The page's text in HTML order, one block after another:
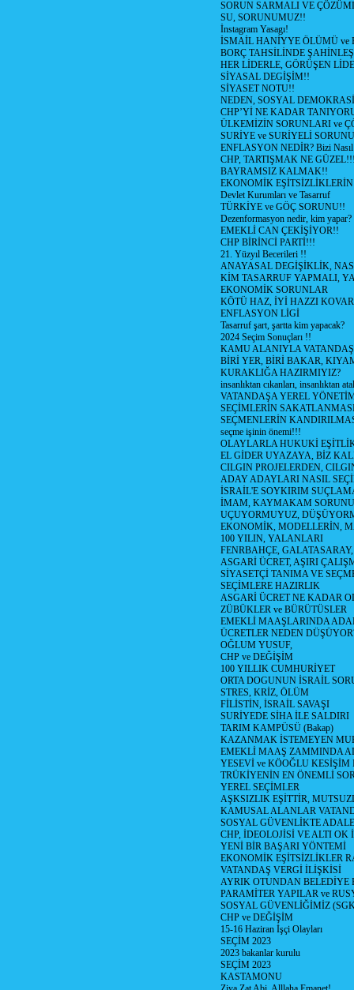
SORUN SARMALI VE
SU, SORUNUMUZ!!
İnstagram Yasagı!
İSMAİL HANİYYE ÖLÜMÜ ve
BORÇ TAHSİLİNDE
HER LİDERLE, GÖRÜŞEN
SİYASAL DEGİŞİM!!
SİYASET NOTU!!
NEDEN, SOSYAL
CHP’Yİ NE KADAR
ÜLKEMİZİN SORUNLARI ve
SURİYE ve SURİYELİ
ENFLASYON NEDİR? Bizi
CHP, TARTIŞMAK NE
BAYRAMSIZ KALMAK!!
EKONOMİK
Devlet Kurumları ve Tasarruf
TÜRKİYE ve GÖÇ SORUNU!!
Dezenformasyon nedir, kim yapar?
EMEKLİ CAN ÇEKİŞİYOR!!
CHP BİRİNCİ PARTİ!!!
21. Yüzyıl Becerileri !!
ANAYASAL DEGİŞİKLİK,
KİM TASARRUF YAPMALI,
EKONOMİK SORUNLAR
KÖTÜ HAZ, İYİ HAZZI
ENFLASYON LİGİ
Tasarruf şart, şartta kim yapacak?
2024 Seçim Sonuçları !!
KAMU ALANIYLA
BİRİ YER, BİRİ BAKAR,
KURAKLIĞA HAZIRMIYIZ?
insanlıktan cıkanları, insanlıktan
VATANDAŞA YEREL
SEÇİMLERİN
SEÇMENLERİN
seçme işinin önemi!!!
OLAYLARLA HUKUKİ
EL GİDER UYAZAYA, BİZ
CILGIN PROJELERDEN,
ADAY ADAYLARI NASIL
İSRAİL'E SOYKIRIM
İMAM, KAYMAKAM SORUNU
UÇUYORMUYUZ,
EKONOMİK, MODELLERİN,
100 YILIN, YALANLARI
FENRBAHÇE,
ASGARİ ÜCRET, AŞIRI
SİYASETÇİ TANIMA VE
SEÇİMLERE HAZIRLIK
ASGARİ ÜCRET NE KADAR
ZÜBÜKLER ve BÜRÜTÜSLER
EMEKLİ MAAŞLARINDA
ÜCRETLER NEDEN
OĞLUM YUSUF,
CHP ve DEĞİŞİM
100 YILLIK CUMHURİYET
ORTA DOGUNUN İSRAİL
STRES, KRİZ, ÖLÜM
FİLİSTİN, İSRAİL SAVAŞI
SURİYEDE SİHA İLE SALDIRI
TARIM KAMPÜSÜ (Bakap)
KAZANMAK İSTEMEYEN
EMEKLİ MAAŞ ZAMMINDA
YESEVİ ve KÖOĞLU
TRÜKİYENİN EN ÖNEMLİ
YEREL SEÇİMLER
AŞKSIZLIK EŞİTTİR,
KAMUSAL ALANLAR
SOSYAL GÜVENLİKTE
CHP, İDEOLOJİSİ VE ALTI OK
YENİ BİR BAŞARI YÖNTEMİ
EKONOMİK EŞİTSİZLİKLER
VATANDAŞ VERGİ İLİŞKİSİ
AYRIK OTUNDAN
PARAMİTER YAPILAR ve
SOSYAL GÜVENLİĞİMİZ
CHP ve DEĞİŞİM
15-16 Haziran İşçi Olayları
SEÇİM 2023
2023 bakanlar kurulu
SEÇİM 2023
KASTAMONU